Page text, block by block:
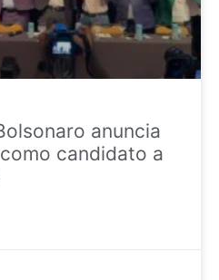
anuncia
candidato a